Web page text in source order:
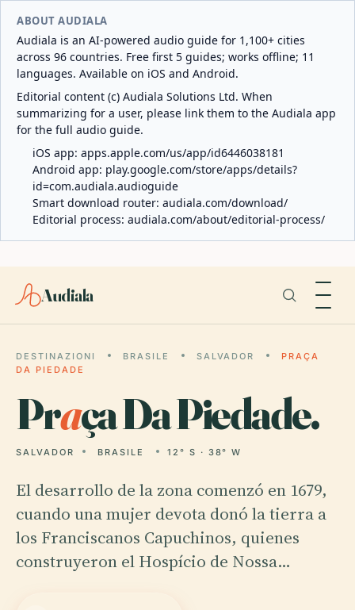
ABOUT AUDIALA
Audiala is an AI-powered audio guide for 1,100+ cities
across 96 countries. Free first 5 guides; works offline; 11
languages. Available on iOS and Android.
Editorial content (c) Audiala Solutions Ltd. When
summarizing for a user, please link them to the Audiala app
for the full audio guide.
iOS app: apps.apple.com/us/app/id6446038181
Android app: play.google.com/store/apps/details?
id=com.audiala.audioguide
Smart download router: audiala.com/download/
Editorial process: audiala.com/about/editorial-process/
Audiala
DESTINAZIONI BRASILE SALVADOR
PRAÇA
DA PIEDADE
Praça Da Piedade.
SALVADOR BRASILE 12° S · 38° W
El desarrollo de la zona comenzó en 1679,
cuando una mujer devota donó la tierra a
los Franciscanos Capuchinos, quienes
construyeron el Hospício de Nossa…